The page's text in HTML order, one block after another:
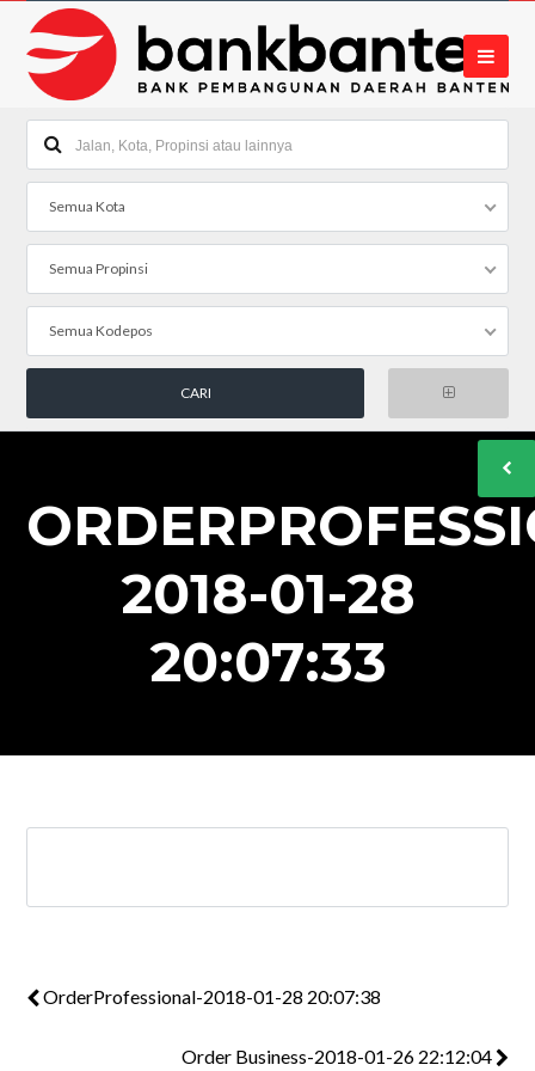
Semua Kota
Semua Propinsi
Semua Kodepos
2018-01-28
20:07:33
OrderProfessional-2018-01-28 20:07:38
Order Business-2018-01-26 22:12:04